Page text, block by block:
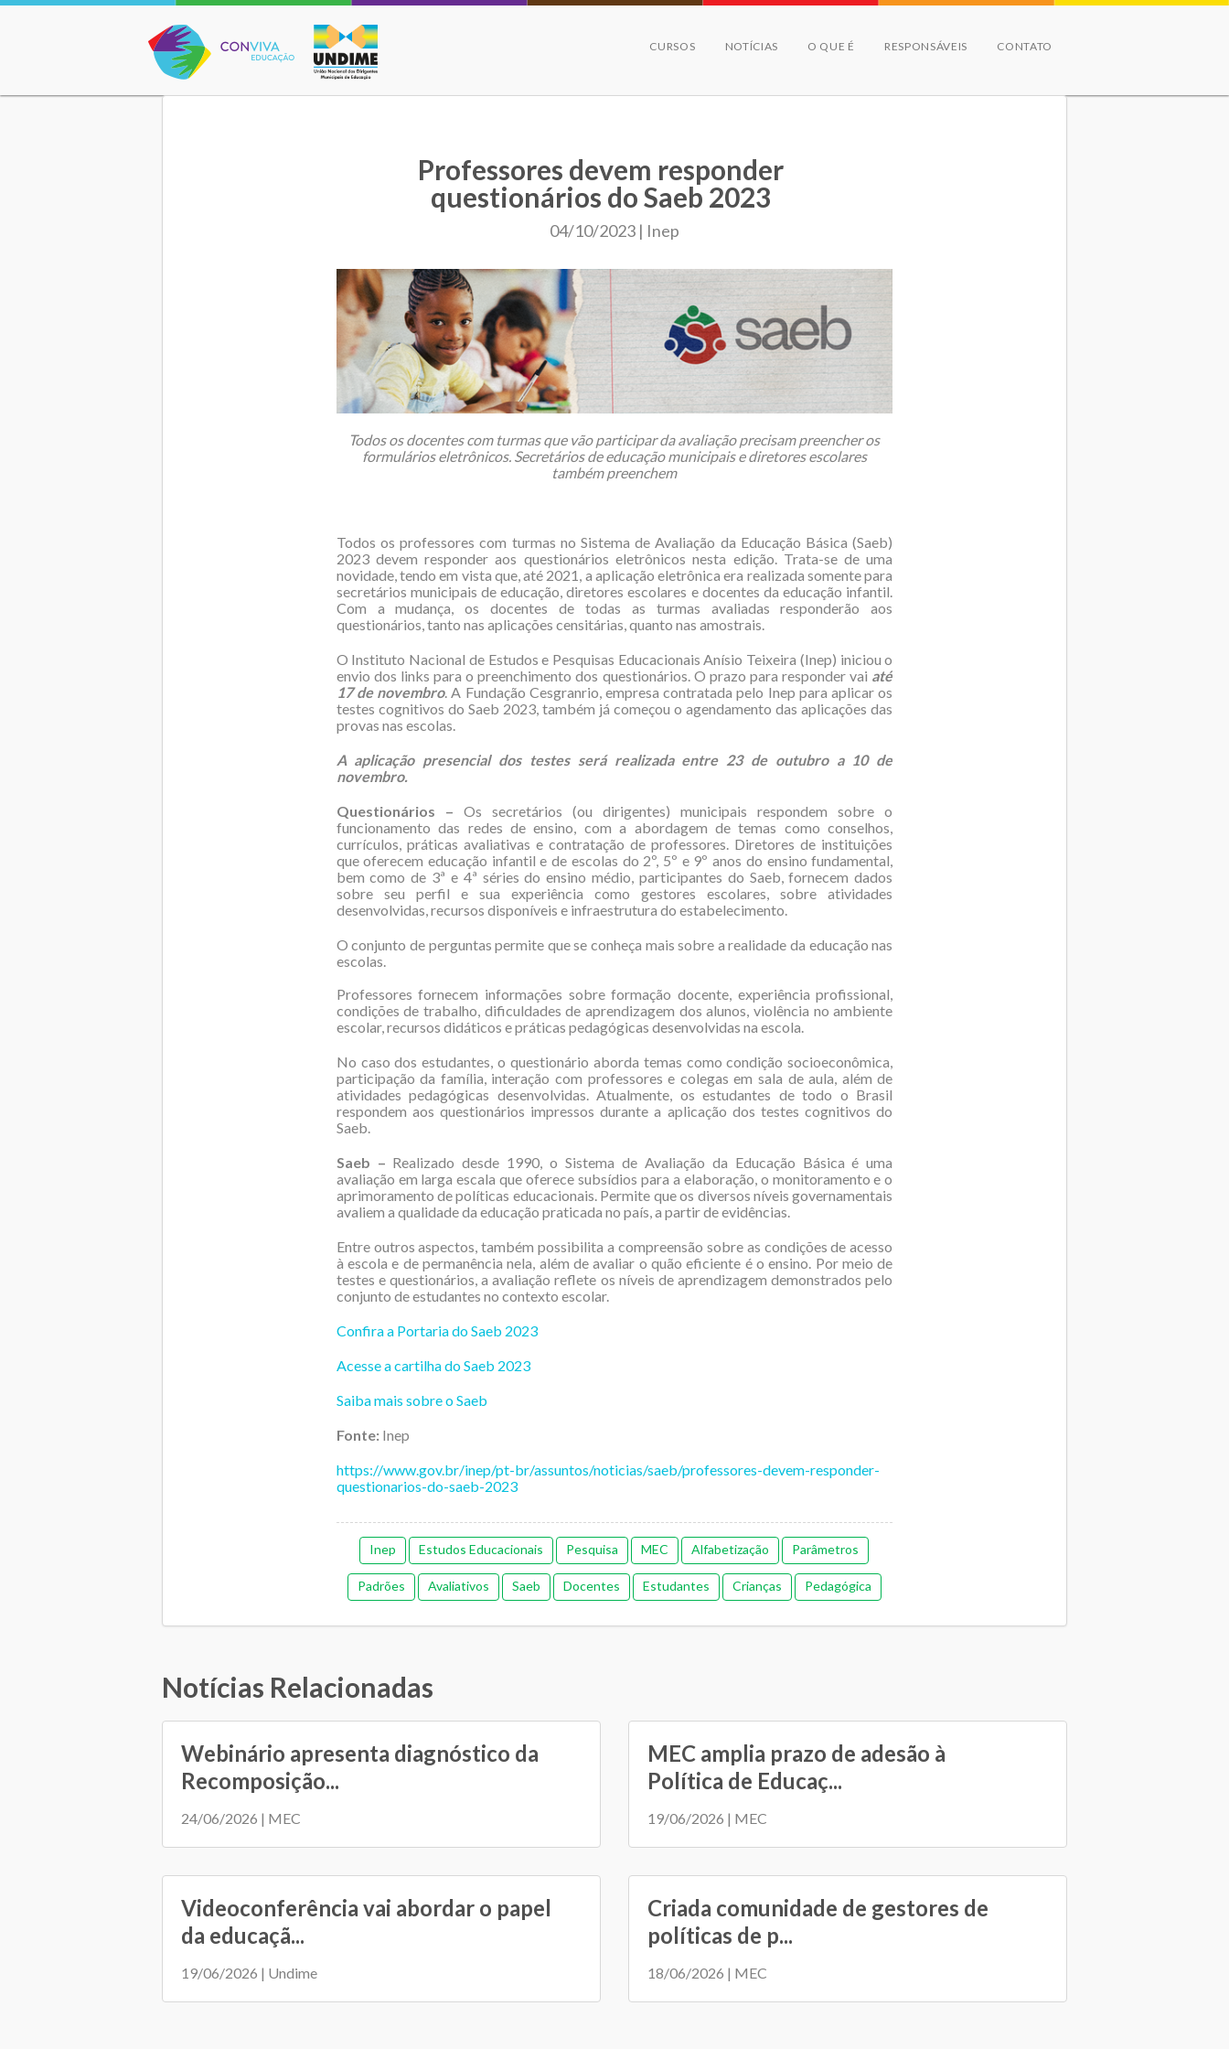
Conviva Educação
CURSOS NOTÍCIAS O QUE É RESPONSÁVEIS CONTATO
Professores devem responder
questionários do Saeb 2023
04/10/2023 | Inep
Todos os docentes com turmas que vão participar da avaliação precisam preencher os
formulários eletrônicos. Secretários de educação municipais e diretores escolares
também preenchem
Todos os professores com turmas no Sistema de Avaliação da Educação Básica (Saeb)
2023 devem responder aos questionários eletrônicos nesta edição. Trata-se de uma
novidade, tendo em vista que, até 2021, a aplicação eletrônica era realizada somente para
secretários municipais de educação, diretores escolares e docentes da educação infantil.
Com a mudança, os docentes de todas as turmas avaliadas responderão aos
questionários, tanto nas aplicações censitárias, quanto nas amostrais.
O Instituto Nacional de Estudos e Pesquisas Educacionais Anísio Teixeira (Inep) iniciou o
envio dos links para o preenchimento dos questionários. O prazo para responder vai até
17 de novembro. A Fundação Cesgranrio, empresa contratada pelo Inep para aplicar os
testes cognitivos do Saeb 2023, também já começou o agendamento das aplicações das
provas nas escolas.
A aplicação presencial dos testes será realizada entre 23 de outubro a 10 de
novembro.
Questionários – Os secretários (ou dirigentes) municipais respondem sobre o
funcionamento das redes de ensino, com a abordagem de temas como conselhos,
currículos, práticas avaliativas e contratação de professores. Diretores de instituições
que oferecem educação infantil e de escolas do 2º, 5º e 9º anos do ensino fundamental,
bem como de 3ª e 4ª séries do ensino médio, participantes do Saeb, fornecem dados
sobre seu perfil e sua experiência como gestores escolares, sobre atividades
desenvolvidas, recursos disponíveis e infraestrutura do estabelecimento.
O conjunto de perguntas permite que se conheça mais sobre a realidade da educação nas
escolas.
Professores fornecem informações sobre formação docente, experiência profissional,
condições de trabalho, dificuldades de aprendizagem dos alunos, violência no ambiente
escolar, recursos didáticos e práticas pedagógicas desenvolvidas na escola.
No caso dos estudantes, o questionário aborda temas como condição socioeconômica,
participação da família, interação com professores e colegas em sala de aula, além de
atividades pedagógicas desenvolvidas. Atualmente, os estudantes de todo o Brasil
respondem aos questionários impressos durante a aplicação dos testes cognitivos do
Saeb.
Saeb – Realizado desde 1990, o Sistema de Avaliação da Educação Básica é uma
avaliação em larga escala que oferece subsídios para a elaboração, o monitoramento e o
aprimoramento de políticas educacionais. Permite que os diversos níveis governamentais
avaliem a qualidade da educação praticada no país, a partir de evidências.
Entre outros aspectos, também possibilita a compreensão sobre as condições de acesso
à escola e de permanência nela, além de avaliar o quão eficiente é o ensino. Por meio de
testes e questionários, a avaliação reflete os níveis de aprendizagem demonstrados pelo
conjunto de estudantes no contexto escolar.
Confira a Portaria do Saeb 2023
Acesse a cartilha do Saeb 2023
Saiba mais sobre o Saeb
Fonte: Inep
https://www.gov.br/inep/pt-br/assuntos/noticias/saeb/professores-devem-responder-
questionarios-do-saeb-2023
Inep Estudos Educacionais Pesquisa MEC Alfabetização Parâmetros
Padrões Avaliativos Saeb Docentes Estudantes Crianças Pedagógica
Notícias Relacionadas
Webinário apresenta diagnóstico da
Recomposição...
24/06/2026 | MEC
MEC amplia prazo de adesão à
Política de Educaç...
19/06/2026 | MEC
Videoconferência vai abordar o papel
da educaçã...
19/06/2026 | Undime
Criada comunidade de gestores de
políticas de p...
18/06/2026 | MEC